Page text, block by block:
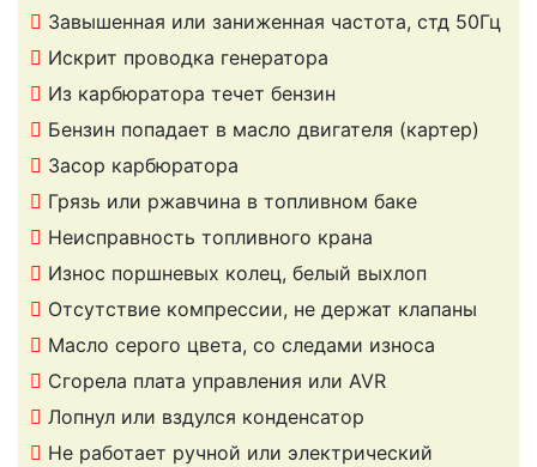
Завышенная или заниженная частота, стд 50Гц
Искрит проводка генератора
Из карбюратора течет бензин
Бензин попадает в масло двигателя (картер)
Засор карбюратора
Грязь или ржавчина в топливном баке
Неисправность топливного крана
Износ поршневых колец, белый выхлоп
Отсутствие компрессии, не держат клапаны
Масло серого цвета, со следами износа
Сгорела плата управления или AVR
Лопнул или вздулся конденсатор
Не работает ручной или электрический